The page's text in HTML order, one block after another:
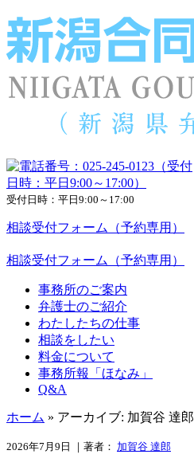
受付日時：平日9:00～17:00
相談受付フォーム（予約専用）
相談受付フォーム（予約専用）
事務所のご案内
弁護士のご紹介
わたしたちの仕事
相談をしたい
料金について
事務所報「ほなみ」
Q&A
ホーム » アーカイブ: 加賀谷 達郎
2026年7月9日 ｜著者： 加賀谷 達郎